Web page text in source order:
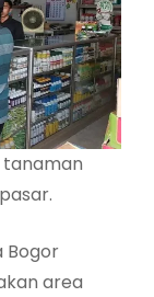
Bogor
area